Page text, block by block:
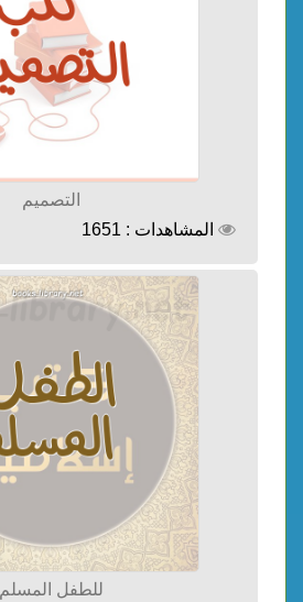
التصميم
المشاهدات : 1651
للطفل المسلم